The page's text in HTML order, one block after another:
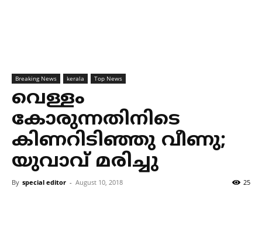
Breaking News kerala Top News
വെള്ളം
കോരുന്നതിനിടെ
കിണറിടിഞ്ഞു വീണു;
യുവാവ് മരിച്ചു
By special editor - August 10, 2018 25